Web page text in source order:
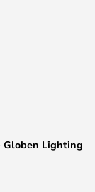
Globen Lighting